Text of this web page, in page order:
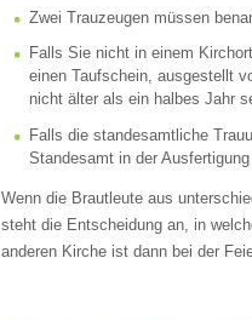
Zwei Trauzeugen müssen
Falls Sie nicht in einem
einen Taufschein, ausgestellt
nicht älter als ein halbes Jahr
Falls die standesamtliche
Standesamt in der
Wenn die Brautleute aus
steht die Entscheidung an, in
anderen Kirche ist dann bei der